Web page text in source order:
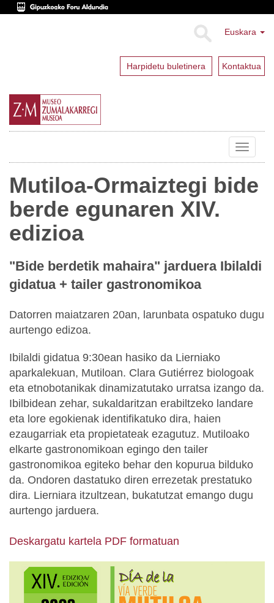
Euskara
Harpidetu buletinera Kontaktua
Toggle
Mutiloa-Ormaiztegi bide
berde egunaren XIV.
edizioa
"Bide berdetik mahaira" jarduera Ibilaldi
gidatua + tailer gastronomikoa
Datorren maiatzaren 20an, larunbata ospatuko dugu
aurtengo edizoa.
Ibilaldi gidatua 9:30ean hasiko da Lierniako
aparkalekuan, Mutiloan. Clara Gutiérrez biologoak
eta etnobotanikak dinamizatutako urratsa izango da.
Ibilbidean zehar, sukaldaritzan erabiltzeko landare
eta lore egokienak identifikatuko dira, haien
ezaugarriak eta propietateak ezagutuz. Mutiloako
elkarte gastronomikoan egingo den tailer
gastronomikoa egiteko behar den kopurua bilduko
da. Ondoren dastatuko diren errezetak prestatuko
dira. Lierniara itzultzean, bukatutzat emango dugu
aurtengo jarduera.
Deskargatu kartela PDF formatuan